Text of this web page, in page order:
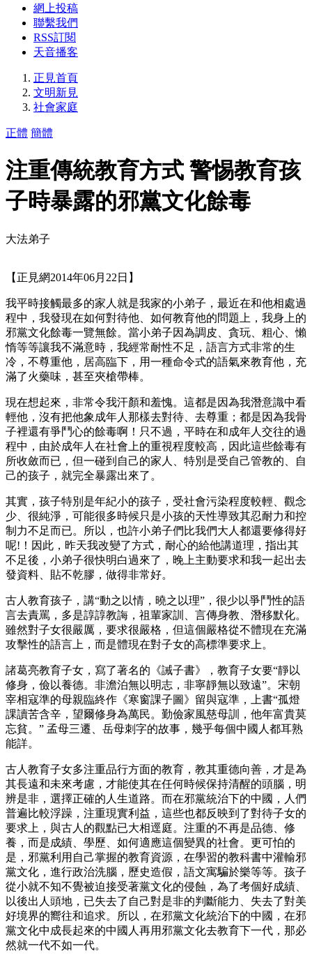
網上投稿
聯繫我們
RSS訂閱
天音播客
正見首頁
文明新見
社會家庭
正體 簡體
注重傳統教育方式 警惕教育孩
子時暴露的邪黨文化餘毒
大法弟子
【正見網2014年06月22日】
我平時接觸最多的家人就是我家的小弟子，最近在和他相處過
程中，我發現在如何對待他、如何教育他的問題上，我身上的
邪黨文化餘毒一覽無餘。當小弟子因為調皮、貪玩、粗心、懶
惰等等讓我不滿意時，我經常耐性不足，語言方式非常的生
冷，不尊重他，居高臨下，用一種命令式的語氣來教育他，充
滿了火藥味，甚至夾槍帶棒。
現在想起來，非常令我汗顏和羞愧。這都是因為我潛意識中看
輕他，沒有把他象成年人那樣去對待、去尊重；都是因為我骨
子裡還有爭鬥心的餘毒啊！只不過，平時在和成年人交往的過
程中，由於成年人在社會上的重視程度較高，因此這些餘毒有
所收斂而已，但一碰到自己的家人、特別是受自己管教的、自
己的孩子，就完全暴露出來了。
其實，孩子特別是年紀小的孩子，受社會污染程度較輕、觀念
少、很純淨，可能很多時候只是小孩的天性導致其忍耐力和控
制力不足而已。所以，也許小弟子們比我們大人都還要修得好
呢!！因此，昨天我改變了方式，耐心的給他講道理，指出其
不足後，小弟子很快明白過來了，晚上主動要求和我一起出去
發資料、貼不乾膠，做得非常好。
古人教育孩子，講“動之以情，曉之以理”，很少以爭鬥性的語
言去責罵，多是諄諄教誨，祖輩家訓、言傳身教、潛移默化。
雖然對子女很嚴厲，要求很嚴格，但這個嚴格從不體現在充滿
攻擊性的語言上，而是體現在對子女的高標準要求上。
諸葛亮教育子女，寫了著名的《誡子書》，教育子女要“靜以
修身，儉以養德。非澹泊無以明志，非寧靜無以致遠”。宋朝
宰相寇準的母親臨終作《寒窗課子圖》留與寇準，上書“孤燈
課讀苦含辛，望爾修身為萬民。勤儉家風慈母訓，他年富貴莫
忘貧。” 孟母三遷、岳母刺字的故事，幾乎每個中國人都耳熟
能詳。
古人教育子女多注重品行方面的教育，教其重德向善，才是為
其長遠和未來考慮，才能使其在任何時候保持清醒的頭腦，明
辨是非，選擇正確的人生道路。而在邪黨統治下的中國，人們
普遍比較浮躁，注重現實利益，這些也都反映到了對待子女的
要求上，與古人的觀點已大相逕庭。注重的不再是品德、修
養，而是成績、學歷、如何適應這個變異的社會。更可怕的
是，邪黨利用自己掌握的教育資源，在學習的教科書中灌輸邪
黨文化，進行政治洗腦，歷史造假，語文寓騙於樂等等。孩子
從小就不知不覺被迫接受著黨文化的侵蝕，為了考個好成績、
以後出人頭地，已失去了自己對是非的判斷能力、失去了對美
好境界的嚮往和追求。所以，在邪黨文化統治下的中國，在邪
黨文化中成長起來的中國人再用邪黨文化去教育下一代，那必
然就一代不如一代。